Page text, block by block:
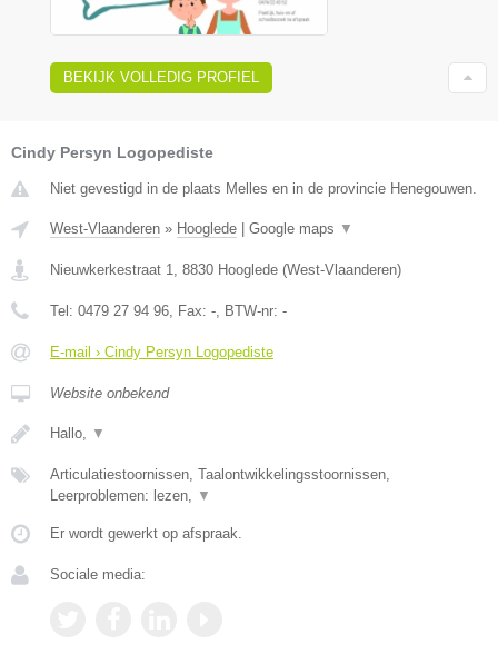
BEKIJK VOLLEDIG PROFIEL
Cindy Persyn Logopediste
Niet gevestigd in de plaats Melles en in de provincie Henegouwen.
West-Vlaanderen » Hooglede Google maps ▼
Nieuwkerkestraat 1 8830 Hooglede (West-Vlaanderen)
Tel: 0479 27 94 96 , Fax: - , BTW-nr: -
E-mail › Cindy Persyn Logopediste
Website onbekend
Hallo, ▼
Articulatiestoornissen, Taalontwikkelingsstoornissen,
Leerproblemen: lezen,
▼
Er wordt gewerkt op afspraak.
Sociale media: